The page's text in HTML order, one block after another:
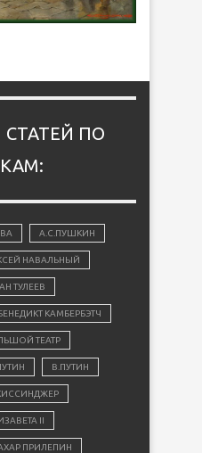
ПО
А.С.ПУШКИН
НАВАЛЬНЫЙ
ТУЛЕЕВ
КАМБЕРБЭТЧ
ТЕАТР
В.ПУТИН
II
ПРИЛЕПИН